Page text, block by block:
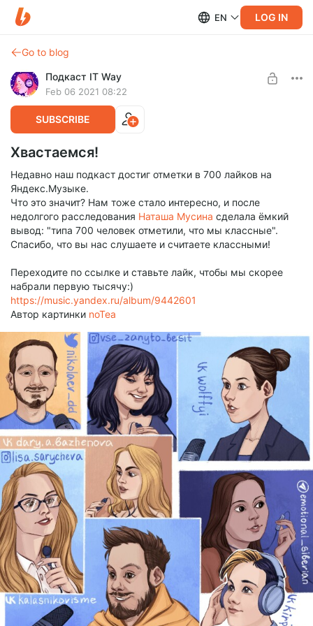
EN LOG IN
Go to blog
Подкаст IT Way
Feb 06 2021 08:22
SUBSCRIBE
Хвастаемся!
Недавно наш подкаст достиг отметки в 700 лайков на
Яндекс.Музыке.
Что это значит? Нам тоже стало интересно, и после
недолгого расследования Наташа Мусина сделала ёмкий
вывод: "типа 700 человек отметили, что мы классные".
Спасибо, что вы нас слушаете и считаете классными!
Переходите по ссылке и ставьте лайк, чтобы мы скорее
набрали первую тысячу:)
https://music.yandex.ru/album/9442601
Автор картинки noTea